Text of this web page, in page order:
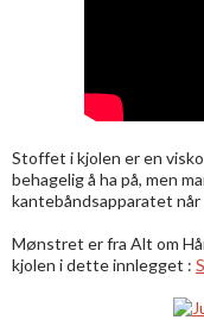
Stoffet i kjolen er en
behagelig å ha på, men
kantebåndsapparatet når
Mønstret er fra Alt om
kjolen i dette innlegget :